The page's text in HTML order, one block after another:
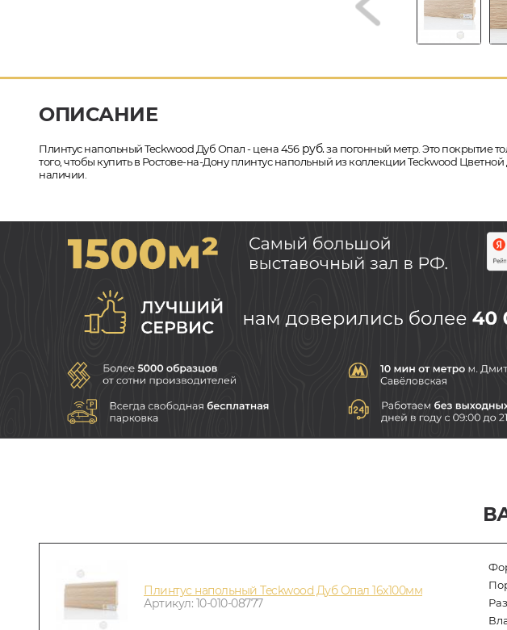
ОПИСАНИЕ
Плинтус напольный Teckwood Дуб Опал - цена 456руб.за погонный метр. Это покрытие
того, чтобы купить в Ростове-на-Дону плинтус напольный из коллекции Teckwood
наличии.
Плинтус напольный Teckwood Дуб Опал 16х100мм
Артикул: 10-010-08777